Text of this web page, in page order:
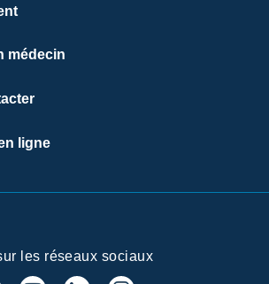
médecin
ligne
les réseaux sociaux